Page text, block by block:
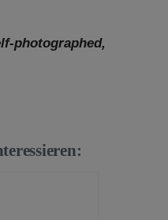
photographed,